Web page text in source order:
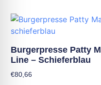
Burgerpresse Patty
Line – Schieferblau
€80,66